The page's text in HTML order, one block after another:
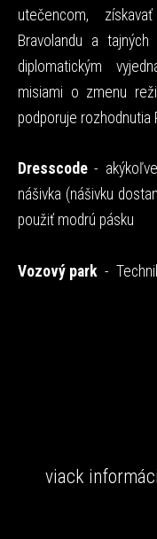
utečencom,
Bravolandu a
diplomatickým
misiami o zmenu
podporuje rozhodnutia
Dresscode -
nášivka (nášivku
použiť modrú pásku
Vozový park -
viack